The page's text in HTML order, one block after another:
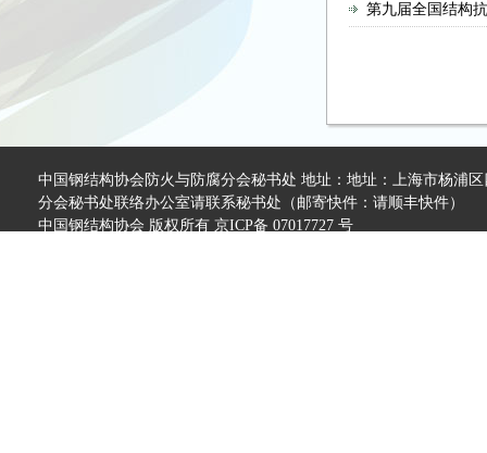
第九届全国结构
中国钢结构协会防火与防腐分会秘书处 地址：地址：上海市杨浦
分会秘书处联络办公室请联系秘书处（邮寄快件：请顺丰快件）
中国钢结构协会 版权所有 京ICP备 07017727 号